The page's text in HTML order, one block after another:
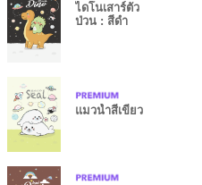
ไดโนเสาร์ตัว
ป่วน : สีดำ
แมวน้ำสีเขียว